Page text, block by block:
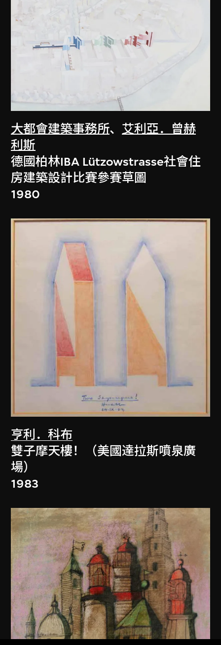
大都會建築事務所、 艾利亞．曾赫
利斯
德國柏林IBA Lützowstrasse社會住
房建築設計比賽參賽草圖
1980
亨利．科布
雙子摩天樓！（美國達拉斯噴泉廣
場）
1983